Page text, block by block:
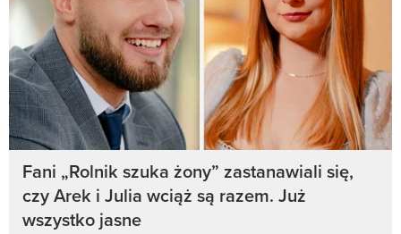
Fani „Rolnik szuka żony” zastanawiali się,
czy Arek i Julia wciąż są razem. Już
wszystko jasne